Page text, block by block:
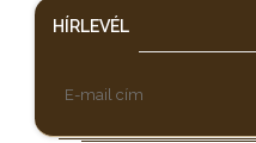
HÍRLEVÉL